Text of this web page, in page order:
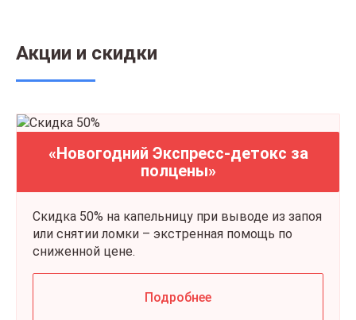
Акции и скидки
«Новогодний Экспресс-детокс за
полцены»
Скидка 50% на капельницу при выводе из запоя
или снятии ломки – экстренная помощь по
сниженной цене.
Подробнее